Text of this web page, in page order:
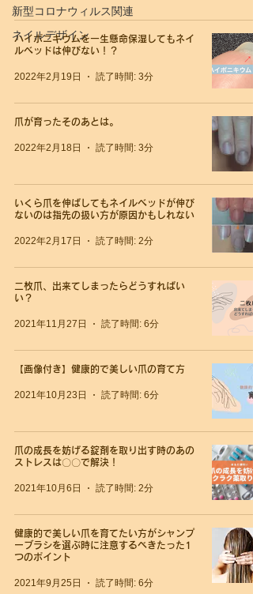
新型コロナウィルス関連
ネイルデザイン
ハイポニキウムを一生懸命保湿してもネイ
ルベッドは伸びない！？
2022年2月19日 読了時間: 3分
爪が育ったそのあとは。
2022年2月18日 読了時間: 3分
いくら爪を伸ばしてもネイルベッドが伸び
ないのは指先の扱い方が原因かもしれない
2022年2月17日 読了時間: 2分
二枚爪、出来てしまったらどうすればい
い？
2021年11月27日 読了時間: 6分
【画像付き】健康的で美しい爪の育て方
2021年10月23日 読了時間: 6分
爪の成長を妨げる錠剤を取り出す時のあの
ストレスは〇〇で解決！
2021年10月6日 読了時間: 2分
健康的で美しい爪を育てたい方がシャンプ
ーブラシを選ぶ時に注意するべきたった1
つのポイント
2021年9月25日 読了時間: 6分